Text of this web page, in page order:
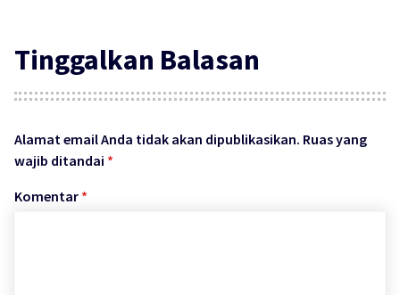
Tinggalkan Balasan
Alamat email Anda tidak akan dipublikasikan. Ruas yang
wajib ditandai *
Komentar *